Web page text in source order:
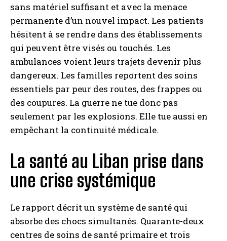
sans matériel suffisant et avec la menace
permanente d’un nouvel impact. Les patients
hésitent à se rendre dans des établissements
qui peuvent être visés ou touchés. Les
ambulances voient leurs trajets devenir plus
dangereux. Les familles reportent des soins
essentiels par peur des routes, des frappes ou
des coupures. La guerre ne tue donc pas
seulement par les explosions. Elle tue aussi en
empêchant la continuité médicale.
La santé au Liban prise dans
une crise systémique
Le rapport décrit un système de santé qui
absorbe des chocs simultanés. Quarante-deux
centres de soins de santé primaire et trois